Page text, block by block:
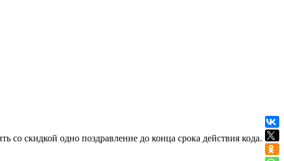
со скидкой одно поздравление до конца срока действия кода.